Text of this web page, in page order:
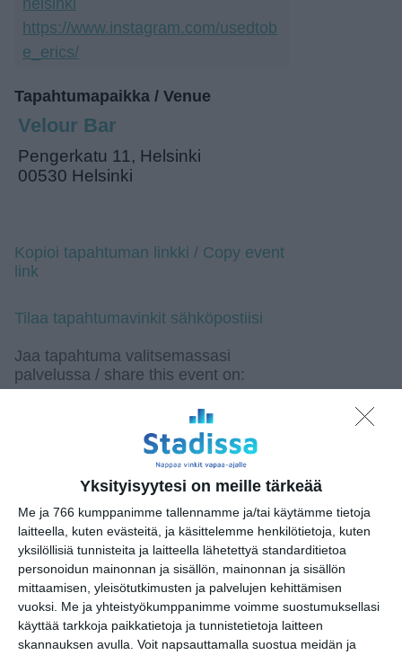
Yksityisyytesi on meille tärkeää
Me ja 766 kumppanimme tallennamme ja/tai käytämme tietoja
laitteella, kuten evästeitä, ja käsittelemme henkilötietoja, kuten
yksilöllisiä tunnisteita ja laitteella lähetettyä standarditietoa
personoidun mainonnan ja sisällön, mainonnan ja sisällön
mittaamisen, yleisötutkimusten ja palvelujen kehittämisen
vuoksi. Me ja yhteistyökumppanimme voimme suostumuksellasi
käyttää tarkkoja paikkatietoja ja tunnistetietoja laitteen
skannauksen avulla. Voit napsauttamalla suostua meidän ja
helsinki
https://www.instagram.com/usedtob
e_erics/
Tapahtumapaikka / Venue
Velour Bar
Pengerkatu 11, Helsinki
00530 Helsinki
Kopioi tapahtuman linkki / Copy event
link
Tilaa tapahtumavinkit sähköpostiisi
Jaa tapahtuma valitsemassasi
palvelussa / share this event on:
Copy
Link
(Translate page)
Translate
Katso myös nämä 🔥
Svenkka Stand Up
Kesäklubi 2026
ti 11.8.2026 klo 19:00